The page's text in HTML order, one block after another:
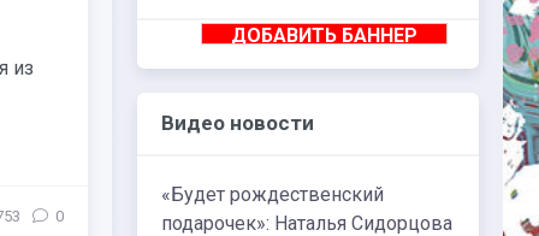
из
0
ДОБАВИТЬ БАННЕР
Видео новости
«Будет рождественский
подарочек»: Наталья Сидорцова